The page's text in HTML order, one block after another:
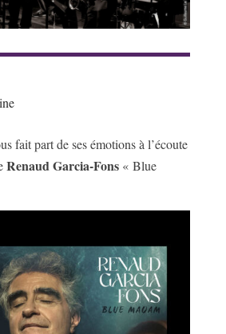
fait part de ses émotions à l’écoute
Renaud Garcia-Fons« Blue